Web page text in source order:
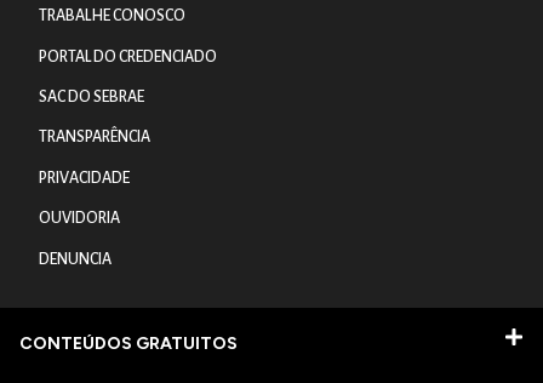
TRABALHE CONOSCO
PORTAL DO CREDENCIADO
SAC DO SEBRAE
TRANSPARÊNCIA
PRIVACIDADE
OUVIDORIA
DENUNCIA
CONTEÚDOS GRATUITOS